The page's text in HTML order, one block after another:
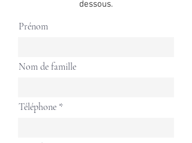
dessous.
Prénom
Nom de famille
Téléphone